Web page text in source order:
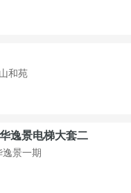
和苑
逸景电梯大套二
逸景一期